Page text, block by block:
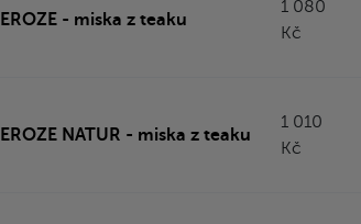
EROZE - miska z teaku
1 080
Kč
EROZE NATUR - miska z teaku
1 010
Kč